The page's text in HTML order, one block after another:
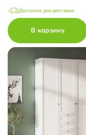
Доступно для доставки
В корзину